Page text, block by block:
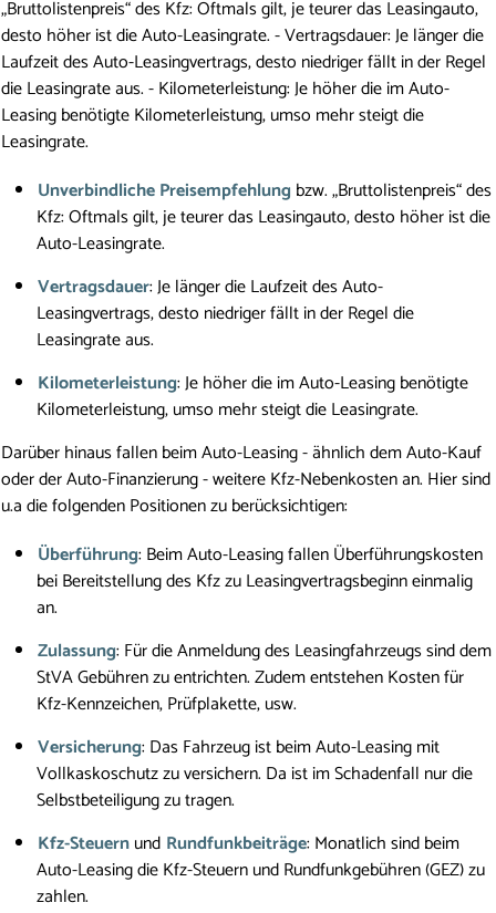
„Bruttolistenpreis“ des Kfz: Oftmals gilt, je teurer das Leasingauto,
desto höher ist die Auto-Leasingrate. - Vertragsdauer: Je länger die
Laufzeit des Auto-Leasingvertrags, desto niedriger fällt in der Regel
die Leasingrate aus. - Kilometerleistung: Je höher die im Auto-
Leasing benötigte Kilometerleistung, umso mehr steigt die
Leasingrate.
Unverbindliche Preisempfehlung bzw. „Bruttolistenpreis“ des
Kfz: Oftmals gilt, je teurer das Leasingauto, desto höher ist die
Auto-Leasingrate.
Vertragsdauer: Je länger die Laufzeit des Auto-
Leasingvertrags, desto niedriger fällt in der Regel die
Leasingrate aus.
Kilometerleistung: Je höher die im Auto-Leasing benötigte
Kilometerleistung, umso mehr steigt die Leasingrate.
Darüber hinaus fallen beim Auto-Leasing - ähnlich dem Auto-Kauf
oder der Auto-Finanzierung - weitere Kfz-Nebenkosten an. Hier sind
u.a die folgenden Positionen zu berücksichtigen:
Überführung: Beim Auto-Leasing fallen Überführungskosten
bei Bereitstellung des Kfz zu Leasingvertragsbeginn einmalig
an.
Zulassung: Für die Anmeldung des Leasingfahrzeugs sind dem
StVA Gebühren zu entrichten. Zudem entstehen Kosten für
Kfz-Kennzeichen, Prüfplakette, usw.
Versicherung: Das Fahrzeug ist beim Auto-Leasing mit
Vollkaskoschutz zu versichern. Da ist im Schadenfall nur die
Selbstbeteiligung zu tragen.
Kfz-Steuernund Rundfunkbeiträge: Monatlich sind beim
Auto-Leasing die Kfz-Steuern und Rundfunkgebühren (GEZ) zu
zahlen.